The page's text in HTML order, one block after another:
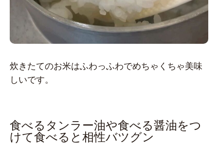
炊きたてのお米はふわっふわでめちゃくちゃ美味
しいです。
食べるタンラー油や食べる醤油をつ
けて食べると相性バツグン